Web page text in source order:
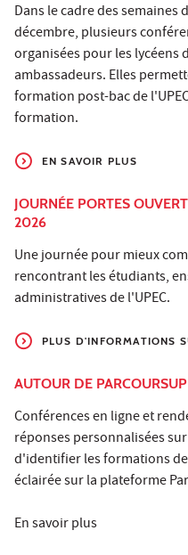
Dans le cadre des
décembre, plusieurs
organisées pour les lycéens
ambassadeurs. Elles
formation post-bac de
formation.
EN SAVOIR PLUS
JOURNÉE PORTES
2026
Une journée pour mieux
rencontrant les étudiants,
administratives de l'UPEC.
PLUS D'INFORMATIONS
AUTOUR DE PARCOURSUP
Conférences en ligne et
réponses personnalisées
d'identifier les formations
éclairée sur la plateforme
En savoir plus